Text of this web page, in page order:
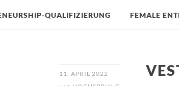
QUALIFIZIERUNG FEMALE
11. APRIL 2022